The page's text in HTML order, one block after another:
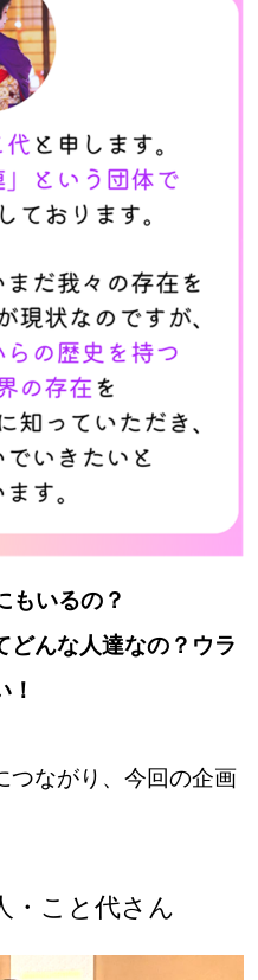
Sitakkeパートナー
利用規約
シー
たり楽しみたい】
】
い】
い】
い】
い】
もいるの？
どんな人達なの？ウラ
つながり、今回の企画
・こと代さん